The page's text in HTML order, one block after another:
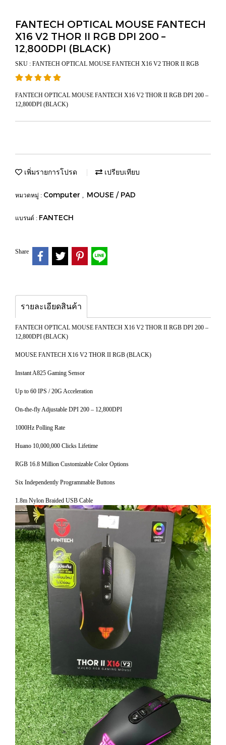
FANTECH OPTICAL MOUSE FANTECH
X16 V2 THOR II RGB DPI 200 –
12,800DPI (BLACK)
SKU : FANTECH OPTICAL MOUSE FANTECH X16 V2 THOR II RGB
FANTECH OPTICAL MOUSE FANTECH X16 V2 THOR II RGB DPI 200 –
12,800DPI (BLACK)
เพิ่มรายการโปรด เปรียบเทียบ
หมวดหมู่ : Computer , MOUSE / PAD
แบรนด์ : FANTECH
Share
รายละเอียดสินค้า
FANTECH OPTICAL MOUSE FANTECH X16 V2 THOR II RGB DPI 200 –
12,800DPI (BLACK)
MOUSE FANTECH X16 V2 THOR II RGB (BLACK)
Instant A825 Gaming Sensor
Up to 60 IPS / 20G Acceleration
On-the-fly Adjustable DPI 200 – 12,800DPI
1000Hz Polling Rate
Huano 10,000,000 Clicks Lifetime
RGB 16.8 Million Customizable Color Options
Six Independently Programmable Buttons
1.8m Nylon Braided USB Cable